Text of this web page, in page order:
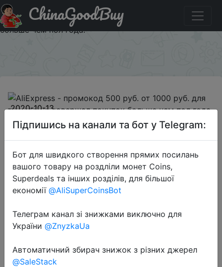
Промокод на знижку OLD2430 AliExpress - промокод
500 руб. от 1000 руб. для тех кто не совершал покупок
больше чем пол года.
ChinaGoodBuy
2020-10-13
AliExpress - промокод 500 руб. от
1000 руб. для тех кто не совершал
покупок больше чем пол года.
500 руб.
Промокод:
Підпишись на канали та бот у Telegram:
Бот для швидкого створення прямих посилань
вашого товару на роздліли монет Coins,
Superdeals та інших розділів, для більшої
економії @AliSuperCoinsBot
Телеграм канал зі знижками виключно для
України @ZnyzkaUa
Автоматичний збирач знижок з різних джерел
@SaleStack